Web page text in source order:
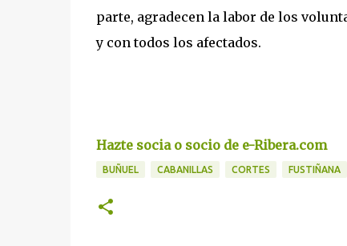
parte, agradecen la labor de los
y con todos los afectados.
Hazte socia o socio de e-Ribera.com
BUÑUEL CABANILLAS CORTES FUSTIÑANA